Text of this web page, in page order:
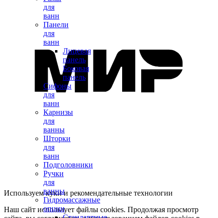
для
ванн
Панели
для
ванн
Лицевая
панель
Боковая
панель
Сифоны
для
ванн
Карнизы
для
ванны
Шторки
для
ванн
Подголовники
Ручки
для
ванны
Гидромассажные
опции
Используем куки и рекомендательные технологии
Наш сайт использует файлы cookies. Продолжая просмотр